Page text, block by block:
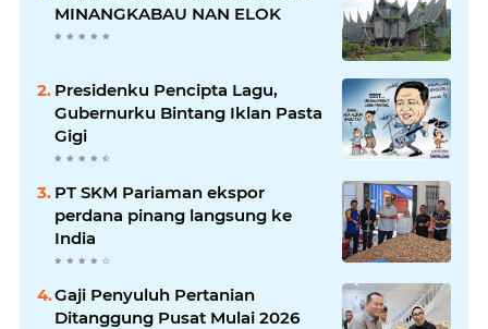
MINANGKABAU NAN ELOK
Presidenku Pencipta Lagu,
Gubernurku Bintang Iklan Pasta
Gigi
PT SKM Pariaman ekspor
perdana pinang langsung ke
India
Gaji Penyuluh Pertanian
Ditanggung Pusat Mulai 2026